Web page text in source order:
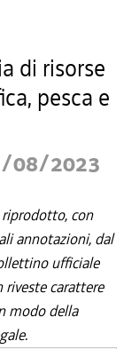
di risorse
pesca e
08/2023
con
annotazioni, dal
ufficiale
riveste carattere
modo della